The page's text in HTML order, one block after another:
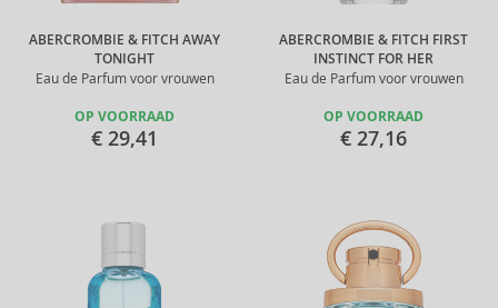
ABERCROMBIE & FITCH AWAY
TONIGHT
Eau de Parfum voor vrouwen
OP VOORRAAD
€ 29,41
ABERCROMBIE & FITCH FIRST
INSTINCT FOR HER
Eau de Parfum voor vrouwen
OP VOORRAAD
€ 27,16